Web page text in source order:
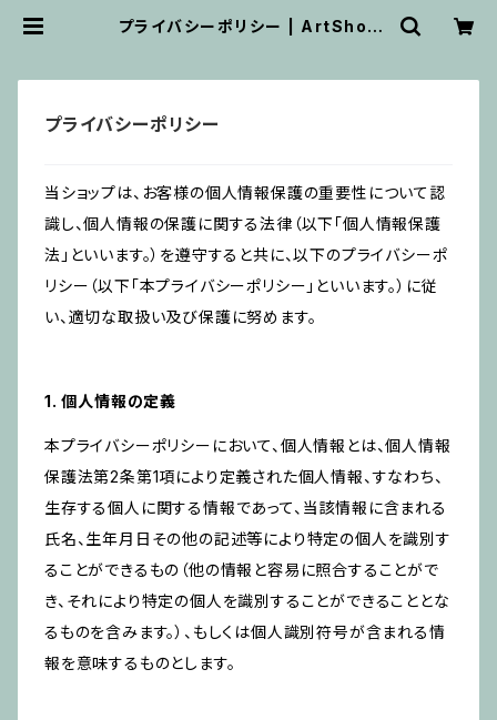
プライバシーポリシー | ArtShop
プライバシーポリシー
当ショップは、お客様の個人情報保護の重要性について認
識し、個人情報の保護に関する法律（以下「個人情報保護
法」といいます。）を遵守すると共に、以下のプライバシーポ
リシー（以下「本プライバシーポリシー」といいます。）に従
い、適切な取扱い及び保護に努めます。
1. 個人情報の定義
本プライバシーポリシーにおいて、個人情報とは、個人情報
保護法第2条第1項により定義された個人情報、すなわち、
生存する個人に関する情報であって、当該情報に含まれる
氏名、生年月日その他の記述等により特定の個人を識別す
ることができるもの（他の情報と容易に照合することがで
き、それにより特定の個人を識別することができることとな
るものを含みます。）、もしくは個人識別符号が含まれる情
報を意味するものとします。